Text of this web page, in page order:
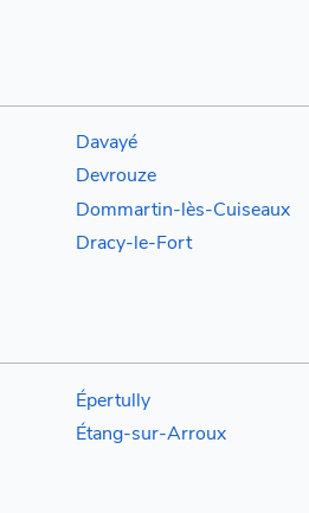
Davayé
Devrouze
Dommartin-lès-Cuiseaux
Dracy-le-Fort
Épertully
Étang-sur-Arroux